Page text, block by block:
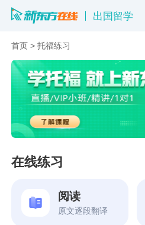
出国留学
首页 >托福练习
在线练习
阅读
原文逐段翻译